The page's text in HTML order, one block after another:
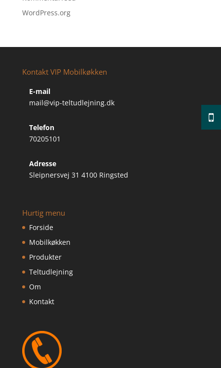
WordPress.org
Kontakt VIP Mobilkøkken
E-mail
mail@vip-teltudlejning.dk
Telefon
70205101
Adresse
Sleipnersvej 31 4100 Ringsted
Hurtig menu
Forside
Mobilkøkken
Produkter
Teltudlejning
Om
Kontakt